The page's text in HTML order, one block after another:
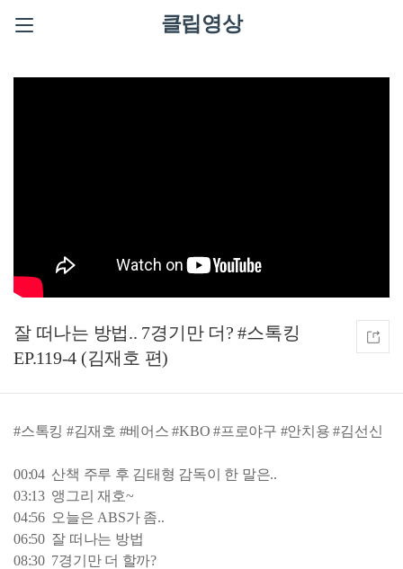
클립영상
잘 떠나는 방법.. 7경기만 더? #스톡킹
EP.119-4 (김재호 편)
#스톡킹 #김재호 #베어스 #KBO #프로야구 #안치용 #김선신
00:04 산책 주루 후 김태형 감독이 한 말은..
03:13 앵그리 재호~
04:56 오늘은 ABS가 좀..
06:50 잘 떠나는 방법
08:30 7경기만 더 할까?